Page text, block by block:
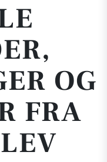
OG
FRA